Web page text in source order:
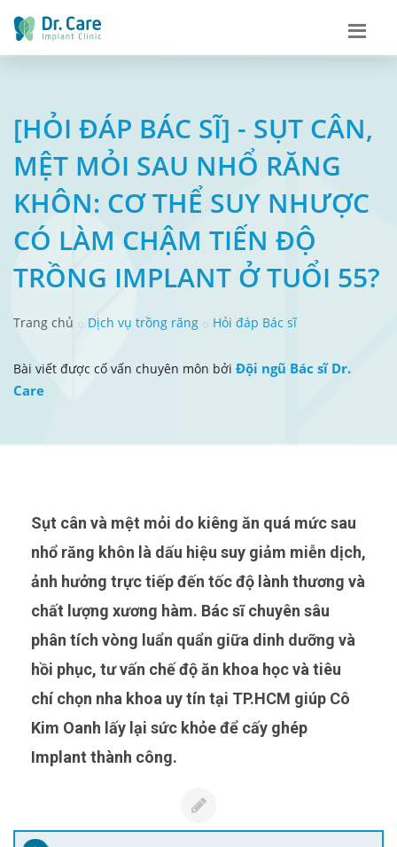
[HỎI ĐÁP BÁC SĨ] - SỤT CÂN,
MỆT MỎI SAU NHỔ RĂNG
KHÔN: CƠ THỂ SUY NHƯỢC
CÓ LÀM CHẬM TIẾN ĐỘ
TRỒNG IMPLANT Ở TUỔI 55?
Trang chủ Dịch vụ trồng răng Hỏi đáp Bác sĩ
Bài viết được cố vấn chuyên môn bởi Đội ngũ Bác sĩ Dr.
Care
Sụt cân và mệt mỏi do kiêng ăn quá mức sau
nhổ răng khôn là dấu hiệu suy giảm miễn dịch,
ảnh hưởng trực tiếp đến tốc độ lành thương và
chất lượng xương hàm. Bác sĩ chuyên sâu
phân tích vòng luẩn quẩn giữa dinh dưỡng và
hồi phục, tư vấn chế độ ăn khoa học và tiêu
chí chọn nha khoa uy tín tại TP.HCM giúp Cô
Kim Oanh lấy lại sức khỏe để cấy ghép
Implant thành công.